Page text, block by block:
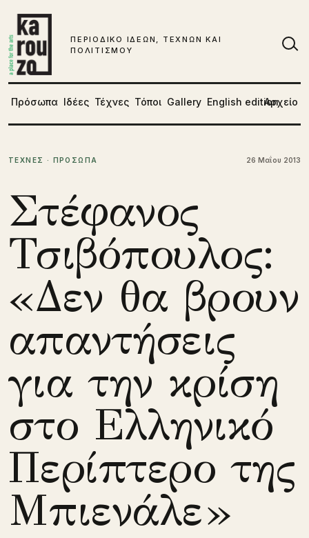
ΠΕΡΙΟΔΙΚΟ ΙΔΕΩΝ, ΤΕΧΝΩΝ ΚΑΙ
ΠΟΛΙΤΙΣΜΟΥ
Πρόσωπα Ιδέες Τέχνες Τόποι Gallery English editionΑρχείο
ΤΕΧΝΕΣ · ΠΡΟΣΩΠΑ 26 Μαΐου 2013
Στέφανος
Τσιβόπουλος:
«Δεν θα βρουν
απαντήσεις
για την κρίση
στο Ελληνικό
Περίπτερο της
Μπιενάλε»